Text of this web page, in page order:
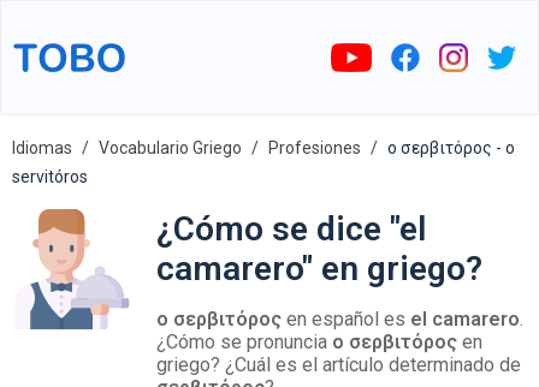
Idiomas Vocabulario Griego Profesiones
ο σερβιτόρος - o
servitóros
¿Cómo se dice "el
camarero" en griego?
ο σερβιτόρος en español es el camarero.
¿Cómo se pronuncia ο σερβιτόρος en
griego? ¿Cuál es el artículo determinado de